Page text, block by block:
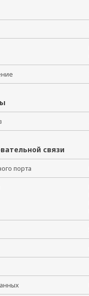
связи
порта